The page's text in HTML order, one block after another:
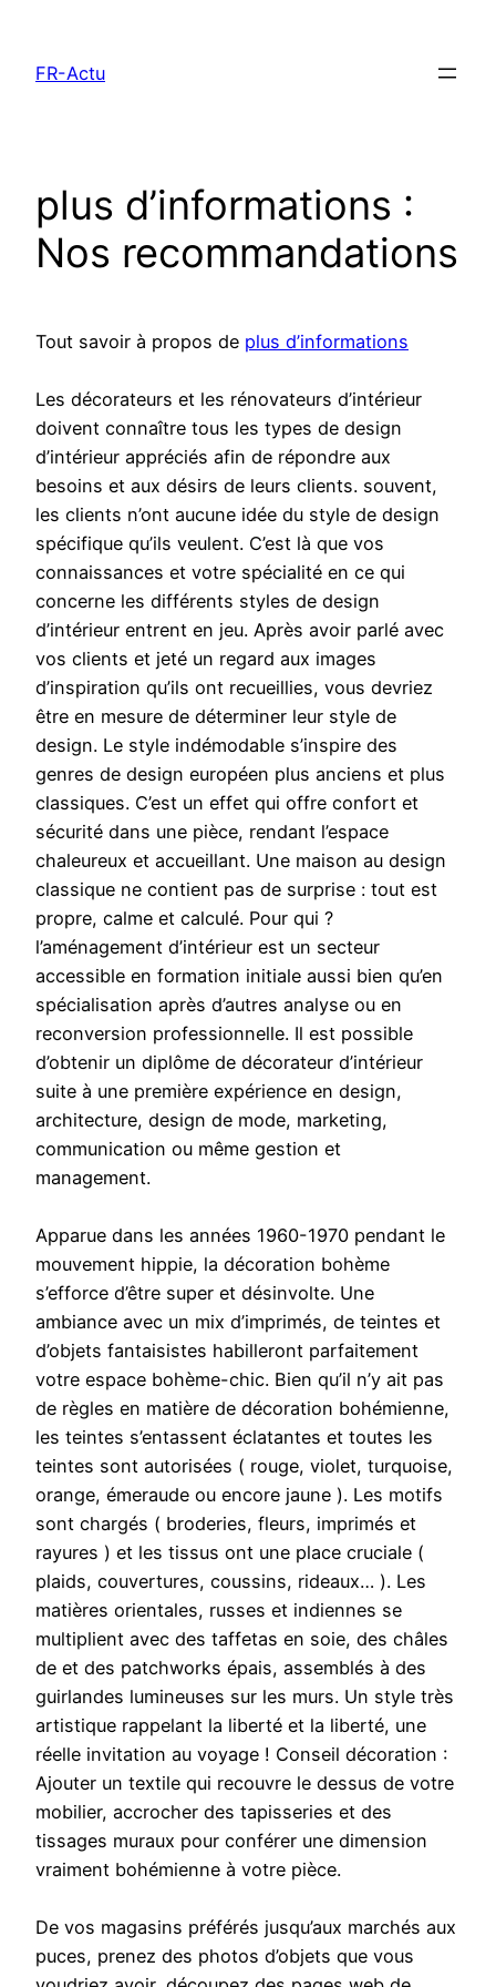
contenu
FR-Actu
plus d’informations :
Nos recommandations
Tout savoir à propos de plus d’informations
Les décorateurs et les rénovateurs d’intérieur
doivent connaître tous les types de design
d’intérieur appréciés afin de répondre aux
besoins et aux désirs de leurs clients. souvent,
les clients n’ont aucune idée du style de design
spécifique qu’ils veulent. C’est là que vos
connaissances et votre spécialité en ce qui
concerne les différents styles de design
d’intérieur entrent en jeu. Après avoir parlé avec
vos clients et jeté un regard aux images
d’inspiration qu’ils ont recueillies, vous devriez
être en mesure de déterminer leur style de
design. Le style indémodable s’inspire des
genres de design européen plus anciens et plus
classiques. C’est un effet qui offre confort et
sécurité dans une pièce, rendant l’espace
chaleureux et accueillant. Une maison au design
classique ne contient pas de surprise : tout est
propre, calme et calculé. Pour qui ?
l’aménagement d’intérieur est un secteur
accessible en formation initiale aussi bien qu’en
spécialisation après d’autres analyse ou en
reconversion professionnelle. Il est possible
d’obtenir un diplôme de décorateur d’intérieur
suite à une première expérience en design,
architecture, design de mode, marketing,
communication ou même gestion et
management.
Apparue dans les années 1960-1970 pendant le
mouvement hippie, la décoration bohème
s’efforce d’être super et désinvolte. Une
ambiance avec un mix d’imprimés, de teintes et
d’objets fantaisistes habilleront parfaitement
votre espace bohème-chic. Bien qu’il n’y ait pas
de règles en matière de décoration bohémienne,
les teintes s’entassent éclatantes et toutes les
teintes sont autorisées ( rouge, violet, turquoise,
orange, émeraude ou encore jaune ). Les motifs
sont chargés ( broderies, fleurs, imprimés et
rayures ) et les tissus ont une place cruciale (
plaids, couvertures, coussins, rideaux… ). Les
matières orientales, russes et indiennes se
multiplient avec des taffetas en soie, des châles
de et des patchworks épais, assemblés à des
guirlandes lumineuses sur les murs. Un style très
artistique rappelant la liberté et la liberté, une
réelle invitation au voyage ! Conseil décoration :
Ajouter un textile qui recouvre le dessus de votre
mobilier, accrocher des tapisseries et des
tissages muraux pour conférer une dimension
vraiment bohémienne à votre pièce.
De vos magasins préférés jusqu’aux marchés aux
puces, prenez des photos d’objets que vous